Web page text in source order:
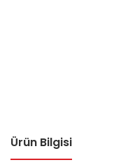
Ürün Bilgisi